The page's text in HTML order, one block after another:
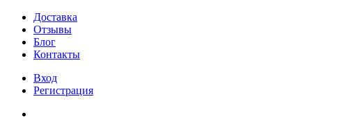
Доставка
Отзывы
Блог
Контакты
Вход
Регистрация